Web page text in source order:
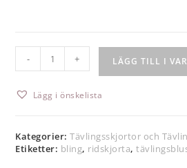
- + LÄGG TILL I
Lägg i önskelista
Kategorier:Tävlingsskjortor och
Etiketter: bling, ridskjorta,